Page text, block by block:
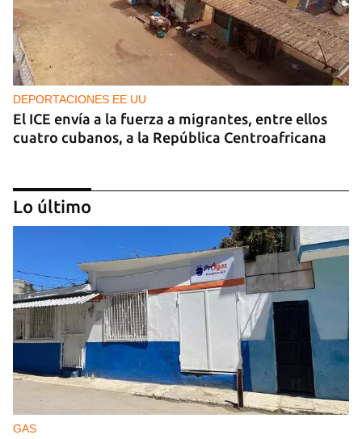
DEPORTACIONES EE UU
El ICE envía a la fuerza a migrantes, entre ellos
cuatro cubanos, a la República Centroafricana
GUERRA
Ucrania ataca otro centro logístico del Amazon
ruso, esta vez en los Urales
Lo último
GAS